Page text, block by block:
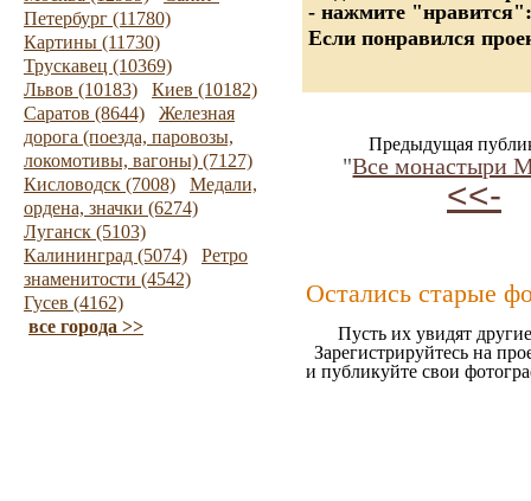
Петербург (11780)
Картины (11730)
Трускавец (10369)
Львов (10183)
Киев (10182)
Саратов (8644)
Железная
дорога (поезда, паровозы,
локомотивы, вагоны) (7127)
Кисловодск (7008)
Медали,
ордена, значки (6274)
Луганск (5103)
Калининград (5074)
Ретро
знаменитости (4542)
Гусев (4162)
все города >>
- нажмите "нравится":
Если понравился
Предыдущая
"Все монастыри
<<-
Остались старые
Пусть их увидят
Зарегистрируйтесь на
и публикуйте свои